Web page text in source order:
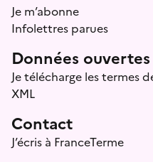
Je m’abonne
Infolettres parues
Données ouvertes
Je télécharge les termes
XML
Contact
J’écris à FranceTerme